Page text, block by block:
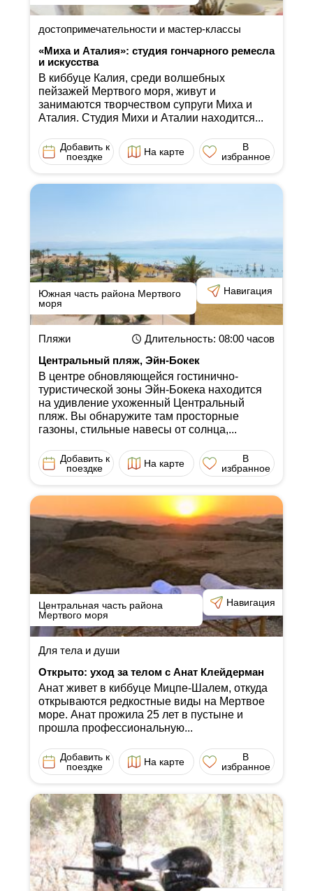
достопримечательности и мастер-классы
«Миха и Аталия»: студия гончарного ремесла
и искусства
В киббуце Калия, среди волшебных
пейзажей Мертвого моря, живут и
занимаются творчеством супруги Миха и
Аталия. Студия Михи и Аталии находится...
Добавить к
поездке
На карте
В
избранное
Южная часть района Мертвого
моря
Навигация
Пляжи Длительность: 08:00часов
Центральный пляж, Эйн-Бокек
В центре обновляющейся гостинично-
туристической зоны Эйн-Бокека находится
на удивление ухоженный Центральный
пляж. Вы обнаружите там просторные
газоны, стильные навесы от солнца,...
Добавить к
поездке
На карте
В
избранное
Центральная часть района
Мертвого моря
Навигация
Для тела и души
Открыто: уход за телом с Анат Клейдерман
Анат живет в киббуце Мицпе-Шалем, откуда
открываются редкостные виды на Мертвое
море. Анат прожила 25 лет в пустыне и
прошла профессиональную...
Добавить к
поездке
На карте
В
избранное